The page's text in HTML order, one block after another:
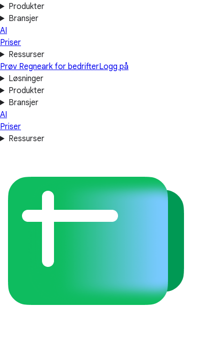
Produkter
Bransjer
AI
Priser
Ressurser
Prøv Regneark for bedrifterLogg på
Løsninger
Produkter
Bransjer
AI
Priser
Ressurser